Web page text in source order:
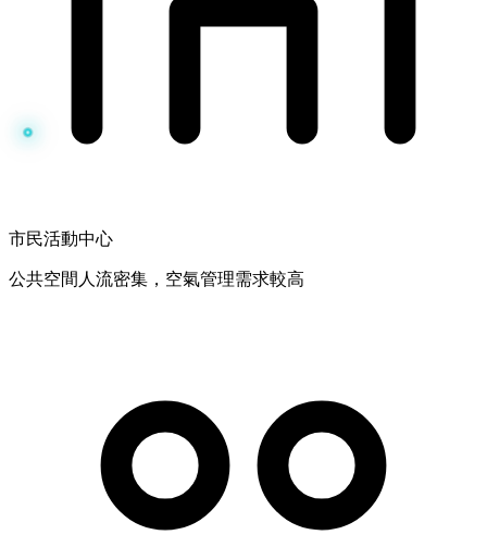
市民活動中心
公共空間人流密集，空氣管理需求較高